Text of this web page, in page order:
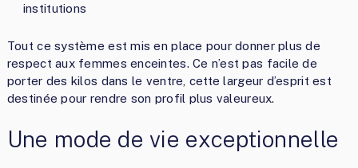
institutions
Tout ce système est mis en place pour donner plus de
respect aux femmes enceintes. Ce n’est pas facile de
porter des kilos dans le ventre, cette largeur d’esprit est
destinée pour rendre son profil plus valeureux.
Une mode de vie exceptionnelle